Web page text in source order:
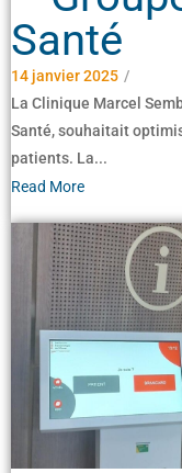
Santé
14 janvier 2025 /
La Clinique Marcel
Santé, souhaitait
patients. La...
Read More